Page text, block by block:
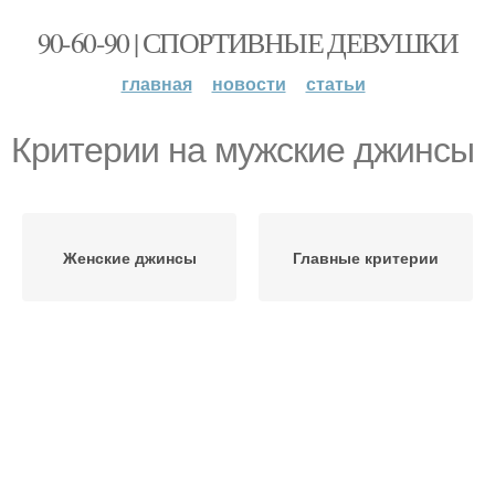
90-60-90 | СПОРТИВНЫЕ ДЕВУШКИ
главная новости статьи
Критерии на мужские джинсы
Женские джинсы Главные критерии